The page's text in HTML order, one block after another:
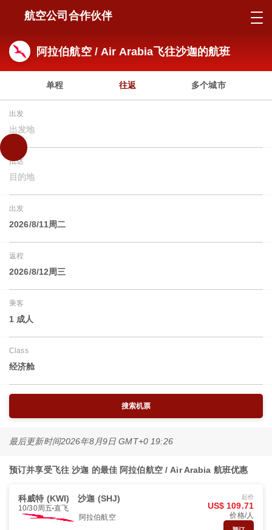
航空公司合作伙伴
阿拉伯航空 / Air Arabia飞往沙迦的航班
单程 往返 多个城市
出发
出发地
抵达
目的地
出发
2026/8/11周二
返程
2026/8/12周三
乘客
1 成人
Class
经济舱
搜索机票
最后更新时间2026年8月9日 GMT+0 19:26
预订并享受飞往 沙迦 的最佳 阿拉伯航空 / Air Arabia 航班优惠
科威特 (KWI) 沙迦 (SHJ)
10/30周五 直飞
阿拉伯航空
起价
US$ 109.71
价格/人